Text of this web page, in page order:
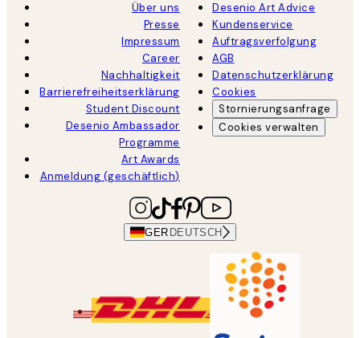
Über uns
Presse
Impressum
Career
Nachhaltigkeit
Barrierefreiheitserklärung
Student Discount
Desenio Ambassador
Programme
Art Awards
Anmeldung (geschäftlich)
Desenio Art Advice
Kundenservice
Auftragsverfolgung
AGB
Datenschutzerklärung
Cookies
Stornierungsanfrage
Cookies verwalten
GER DEUTSCH